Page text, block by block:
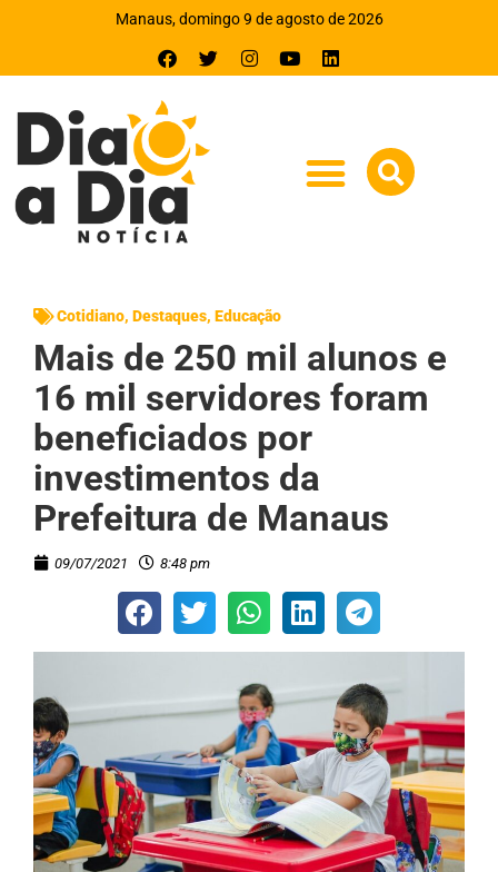
Manaus, domingo 9 de agosto de 2026
Cotidiano, Destaques, Educação
Mais de 250 mil alunos e
16 mil servidores foram
beneficiados por
investimentos da
Prefeitura de Manaus
09/07/2021 8:48 pm